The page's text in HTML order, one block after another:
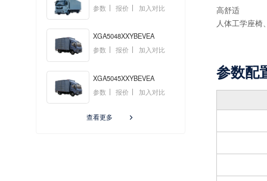
参数
报价 加入对比
XGA5048XXYBEVEA
参数
报价 加入对比
XGA5045XXYBEVEA
参数
报价 加入对比
查看更多 
高舒适
人体工学座
参数配